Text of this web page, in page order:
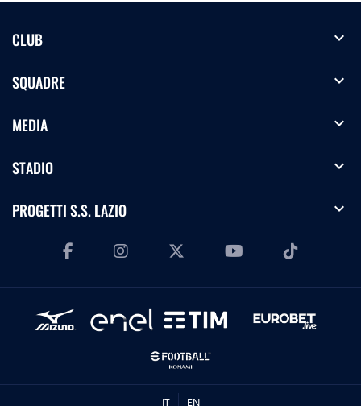
CLUB expand_more
SQUADRE expand_more
MEDIA expand_more
STADIO expand_more
PROGETTI S.S. LAZIO expand_more